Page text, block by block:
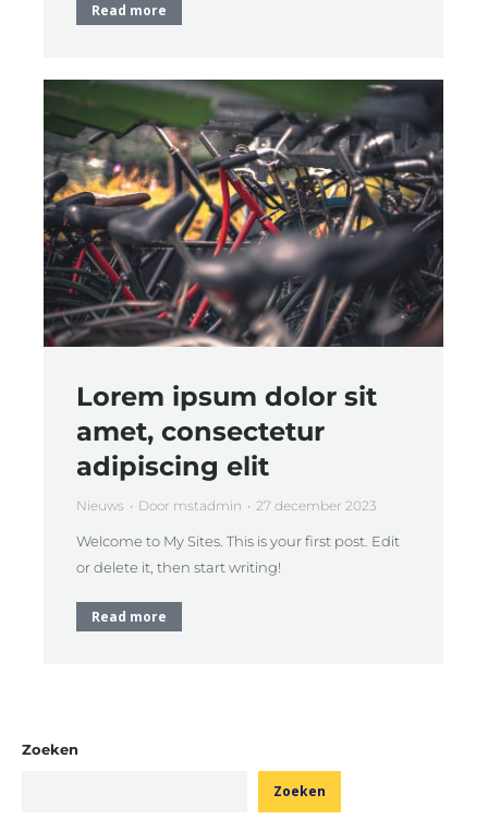
Read more
Lorem ipsum dolor sit
amet, consectetur
adipiscing elit
Nieuws Door mstadmin 27 december 2023
Welcome to My Sites. This is your first post. Edit
or delete it, then start writing!
Read more
Zoeken
Zoeken